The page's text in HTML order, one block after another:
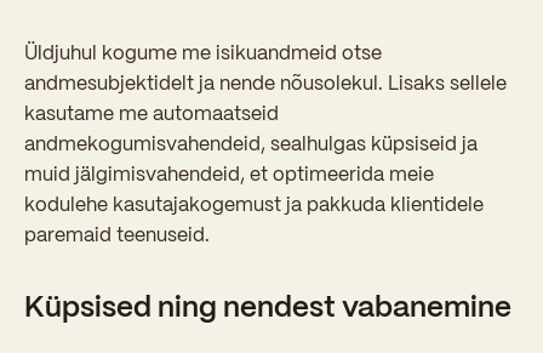
Konsultatsioonid
Olümpiaadid
Rahvusvahelised projektid
Nõukogu ja õppenõukogu
Dokumendid
Koolituskeskus
Õppemaks
Huvitegevus
Üldjuhul kogume me isikuandmeid otse
andmesubjektidelt ja nende nõusolekul. Lisaks sellele
kasutame me automaatseid
andmekogumisvahendeid, sealhulgas küpsiseid ja
muid jälgimisvahendeid, et optimeerida meie
kodulehe kasutajakogemust ja pakkuda klientidele
paremaid teenuseid.
Küpsised ning nendest vabanemine